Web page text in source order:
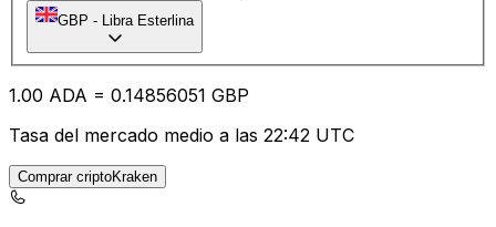
GBP - Libra Esterlina
1.00 ADA = 0.14856051 GBP
Tasa del mercado medio a las 22:42 UTC
Comprar criptoKraken